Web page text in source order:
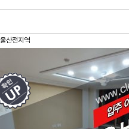
울산전지역